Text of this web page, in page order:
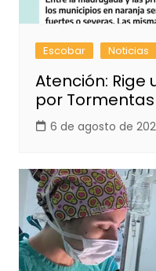
Escobar Noticias
Atención: Rige
por Tormentas
6 de agosto de